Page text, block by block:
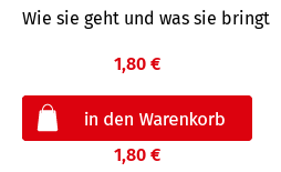
Wie sie geht und was sie bringt
1,80 €
1,80 €